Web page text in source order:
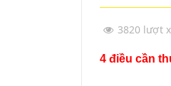
3820 lượt
4 điều cần